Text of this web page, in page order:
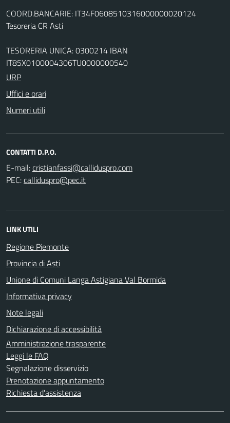
COORD.BANCARIE: IT34F0608510316000000020124
Tesoreria CR Asti
TESORERIA UNICA: 0300214 IBAN
IT85X0100004306TU0000000540
URP
Uffici e orari
Numeri utili
CONTATTI D.P.O.
E-mail:
PEC:
LINK UTILI
Regione Piemonte
Provincia di Asti
Unione di Comuni Langa Astigiana Val Bormida
Informativa privacy
Note legali
Dichiarazione di accessibilità
Amministrazione trasparente
Leggi le FAQ
Segnalazione disservizio
Prenotazione appuntamento
Richiesta d'assistenza